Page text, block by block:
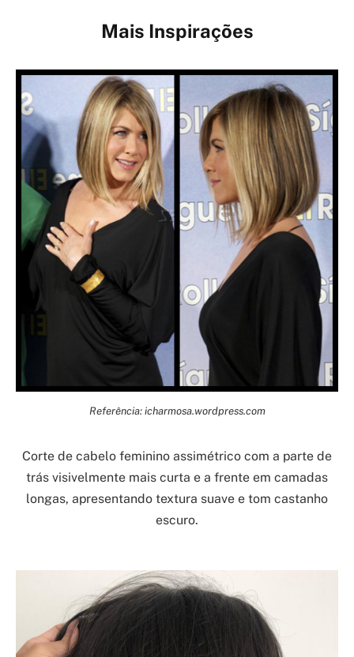
Mais Inspirações
Referência: icharmosa.wordpress.com
Corte de cabelo feminino assimétrico com a parte de
trás visivelmente mais curta e a frente em camadas
longas, apresentando textura suave e tom castanho
escuro.